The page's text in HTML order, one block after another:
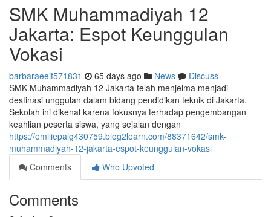
SMK Muhammadiyah 12
Jakarta: Espot Keunggulan
Vokasi
barbaraeeif571831 65 days ago News
Discuss
SMK Muhammadiyah 12 Jakarta telah menjelma menjadi
destinasi unggulan dalam bidang pendidikan teknik di Jakarta.
Sekolah ini dikenal karena fokusnya terhadap pengembangan
keahlian peserta siswa, yang sejalan dengan
https://emiliepalg430759.blog2learn.com/88371642/smk-
muhammadiyah-12-jakarta-espot-keunggulan-vokasi
Comments
Who Upvoted
Comments